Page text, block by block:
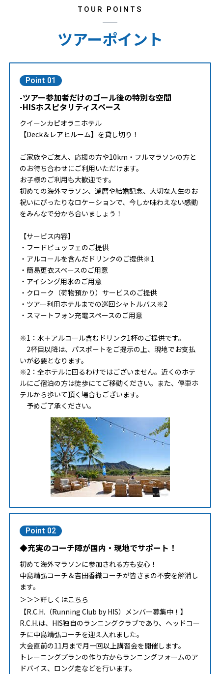
TOUR POINTS
ツアーポイント
Point 01
-ツアー参加者だけのゴール後の特別な空間
-HISホスピタリティスペース
クイーンカピオラニホテル
【Deck＆レアヒルーム】を貸し切り！
ご家族やご友人、応援の方や10km・フルマラソンの方と
のお待ち合わせにご利用いただけます。
お子様のご利用も大歓迎です。
初めての海外マラソン、還暦や結婚記念、大切な人生のお
祝いにぴったりなロケーションで、今しか味わえない感動
をみんなで分かち合いましょう！
【サービス内容】
・フードビュッフェのご提供
・アルコールを含んだドリンクのご提供※1
・簡易更衣スペースのご用意
・アイシング用氷のご用意
・クローク（荷物預かり）サービスのご提供
・ツアー利用ホテルまでの巡回シャトルバス※2
・スマートフォン充電スペースのご用意
※1：水＋アルコール含むドリンク1杯のご提供です。
2杯目以降は、パスポートをご提示の上、現地でお支払
いが必要となります。
※2：全ホテルに回るわけではございません。近くのホテ
ルにご宿泊の方は徒歩にてご移動ください。また、停車ホ
テルから歩いて頂く場合もございます。
予めご了承ください。
Point 02
◆充実のコーチ陣が国内・現地でサポート！
初めて海外マラソンに参加される方も安心！
中島靖弘コーチ＆吉田香織コーチが皆さまの不安を解消し
ます。
＞＞＞詳しくはこちら
【R.C.H.（Running Club by HIS）メンバー募集中！】
R.C.H.は、HIS独自のランニングクラブであり、ヘッドコー
チに中島靖弘コーチを迎え入れました。
大会直前の11月まで月一回以上講習会を開催します。
トレーニングプランの作り方からランニングフォームのア
ドバイス、ロング走などを行います。